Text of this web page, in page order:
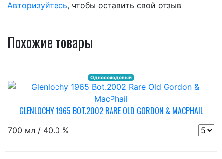
Авторизуйтесь, чтобы оставить свой отзыв
Похожие товары
Односолодовый
GLENLOCHY 1965 BOT.2002 RARE OLD GORDON & MACPHAIL
700 мл / 40.0 %